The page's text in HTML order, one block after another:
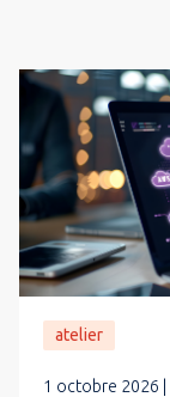
atelier
1 octobre 2026 |